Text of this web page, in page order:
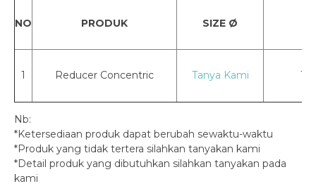
NO PRODUK SIZE Ø
1 Reducer Concentric Tanya Kami 10
Nb:
*Ketersediaan produk dapat berubah sewaktu-waktu
*Produk yang tidak tertera silahkan tanyakan kami
*Detail produk yang dibutuhkan silahkan tanyakan pada
kami